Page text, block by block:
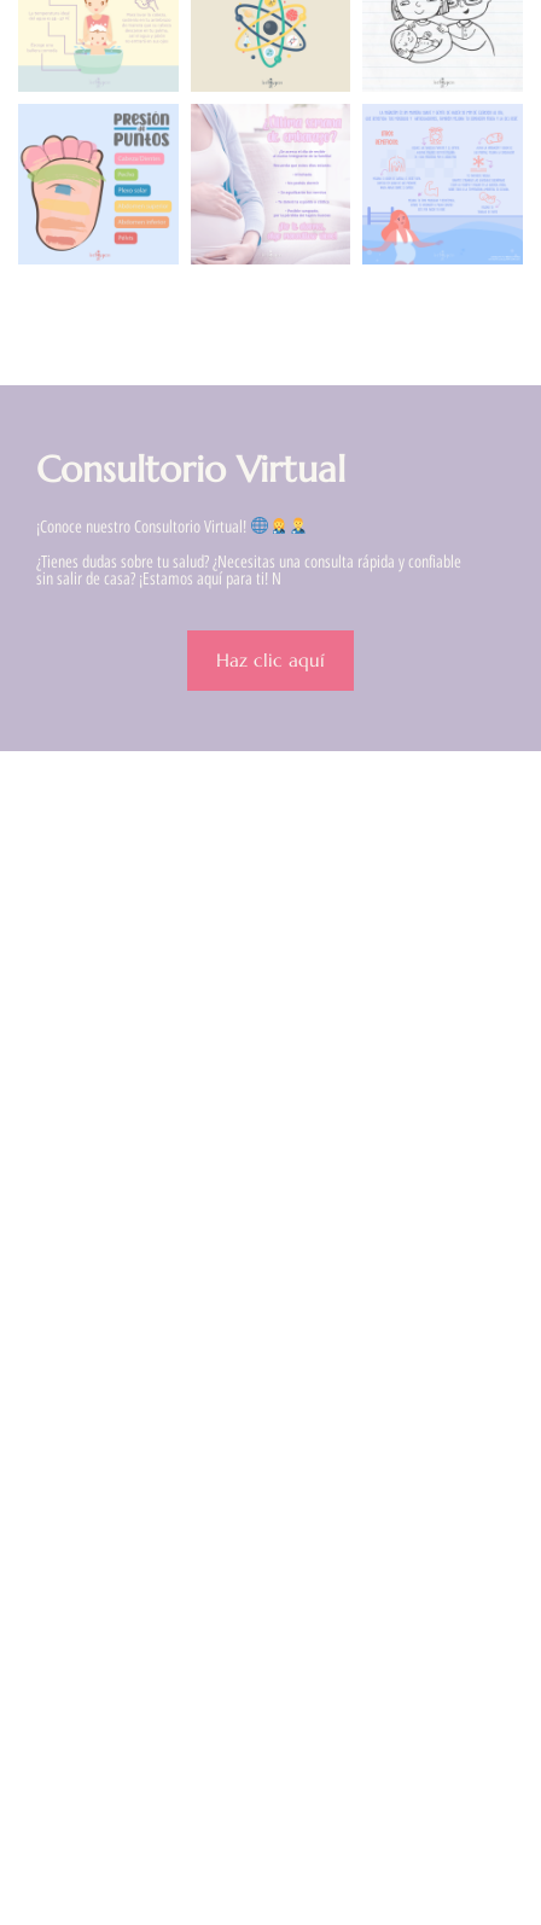
Consultorio Virtual
¡Conoce nuestro Consultorio Virtual!
¿Tienes dudas sobre tu salud? ¿Necesitas una consulta rápida y confiable
sin salir de casa? ¡Estamos aquí para ti! N
Haz clic aquí